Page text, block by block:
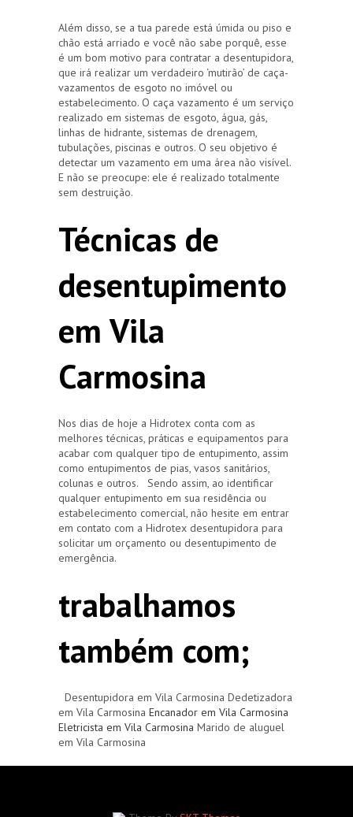
Além disso, se a tua parede está úmida ou piso e
chão está arriado e você não sabe porquê, esse
é um bom motivo para contratar a desentupidora,
que irá realizar um verdadeiro ‘mutirão’ de caça-
vazamentos de esgoto no imóvel ou
estabelecimento. O caça vazamento é um serviço
realizado em sistemas de esgoto, água, gás,
linhas de hidrante, sistemas de drenagem,
tubulações, piscinas e outros. O seu objetivo é
detectar um vazamento em uma área não visível.
E não se preocupe: ele é realizado totalmente
sem destruição.
Técnicas de
desentupimento
em Vila
Carmosina
Nos dias de hoje a Hidrotex conta com as
melhores técnicas, práticas e equipamentos para
acabar com qualquer tipo de entupimento, assim
como entupimentos de pias, vasos sanitários,
colunas e outros. Sendo assim, ao identificar
qualquer entupimento em sua residência ou
estabelecimento comercial, não hesite em entrar
em contato com a Hidrotex desentupidora para
solicitar um orçamento ou desentupimento de
emergência.
trabalhamos
também com;
Desentupidora em Vila Carmosina Dedetizadora
em Vila Carmosina Encanador em Vila Carmosina
Eletricista em Vila Carmosina Marido de aluguel
em Vila Carmosina